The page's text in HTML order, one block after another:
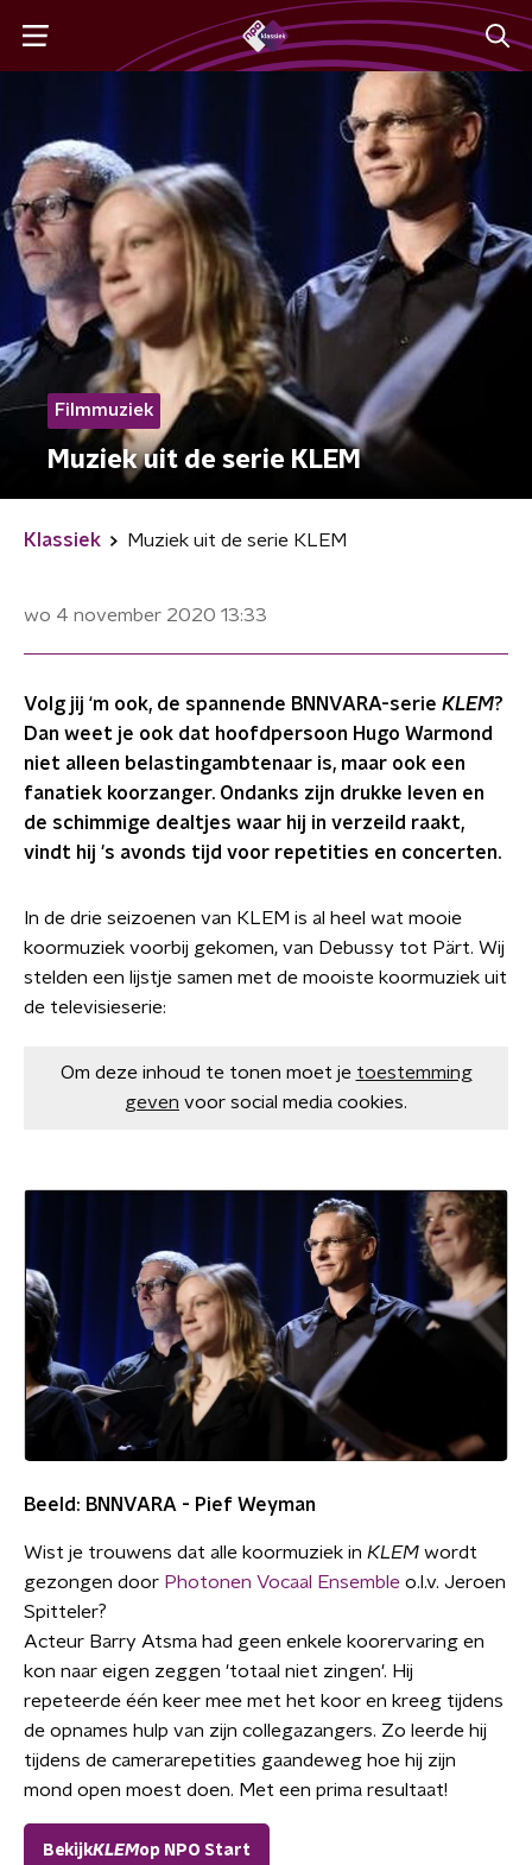
Filmmuziek
Muziek uit de serie KLEM
Klassiek Muziek uit de serie KLEM
wo 4 november 2020 13:33
Volg jij ‘m ook, de spannende BNNVARA-serie KLEM?
Dan weet je ook dat hoofdpersoon Hugo Warmond
niet alleen belastingambtenaar is, maar ook een
fanatiek koorzanger. Ondanks zijn drukke leven en
de schimmige dealtjes waar hij in verzeild raakt,
vindt hij 's avonds tijd voor repetities en concerten.
In de drie seizoenen van KLEM is al heel wat mooie
koormuziek voorbij gekomen, van Debussy tot Pärt. Wij
stelden een lijstje samen met de mooiste koormuziek uit
de televisieserie:
Om deze inhoud te tonen moet je toestemming
geven voor social media cookies.
Beeld: BNNVARA - Pief Weyman
Wist je trouwens dat alle koormuziek in KLEM wordt
gezongen door Photonen Vocaal Ensemble o.l.v. Jeroen
Spitteler?
Acteur Barry Atsma had geen enkele koorervaring en
kon naar eigen zeggen 'totaal niet zingen'. Hij
repeteerde één keer mee met het koor en kreeg tijdens
de opnames hulp van zijn collegazangers. Zo leerde hij
tijdens de camerarepetities gaandeweg hoe hij zijn
mond open moest doen. Met een prima resultaat!
BekijkKLEMop NPO Start